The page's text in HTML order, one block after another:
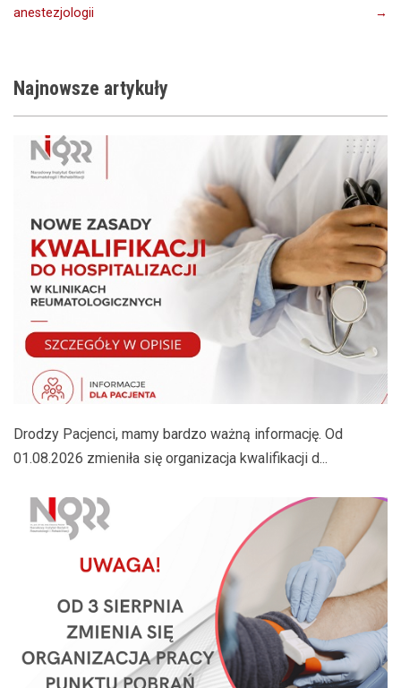
anestezjologii
→
Najnowsze artykuły
Drodzy Pacjenci, mamy bardzo ważną informację. Od
01.08.2026 zmieniła się organizacja kwalifikacji d...